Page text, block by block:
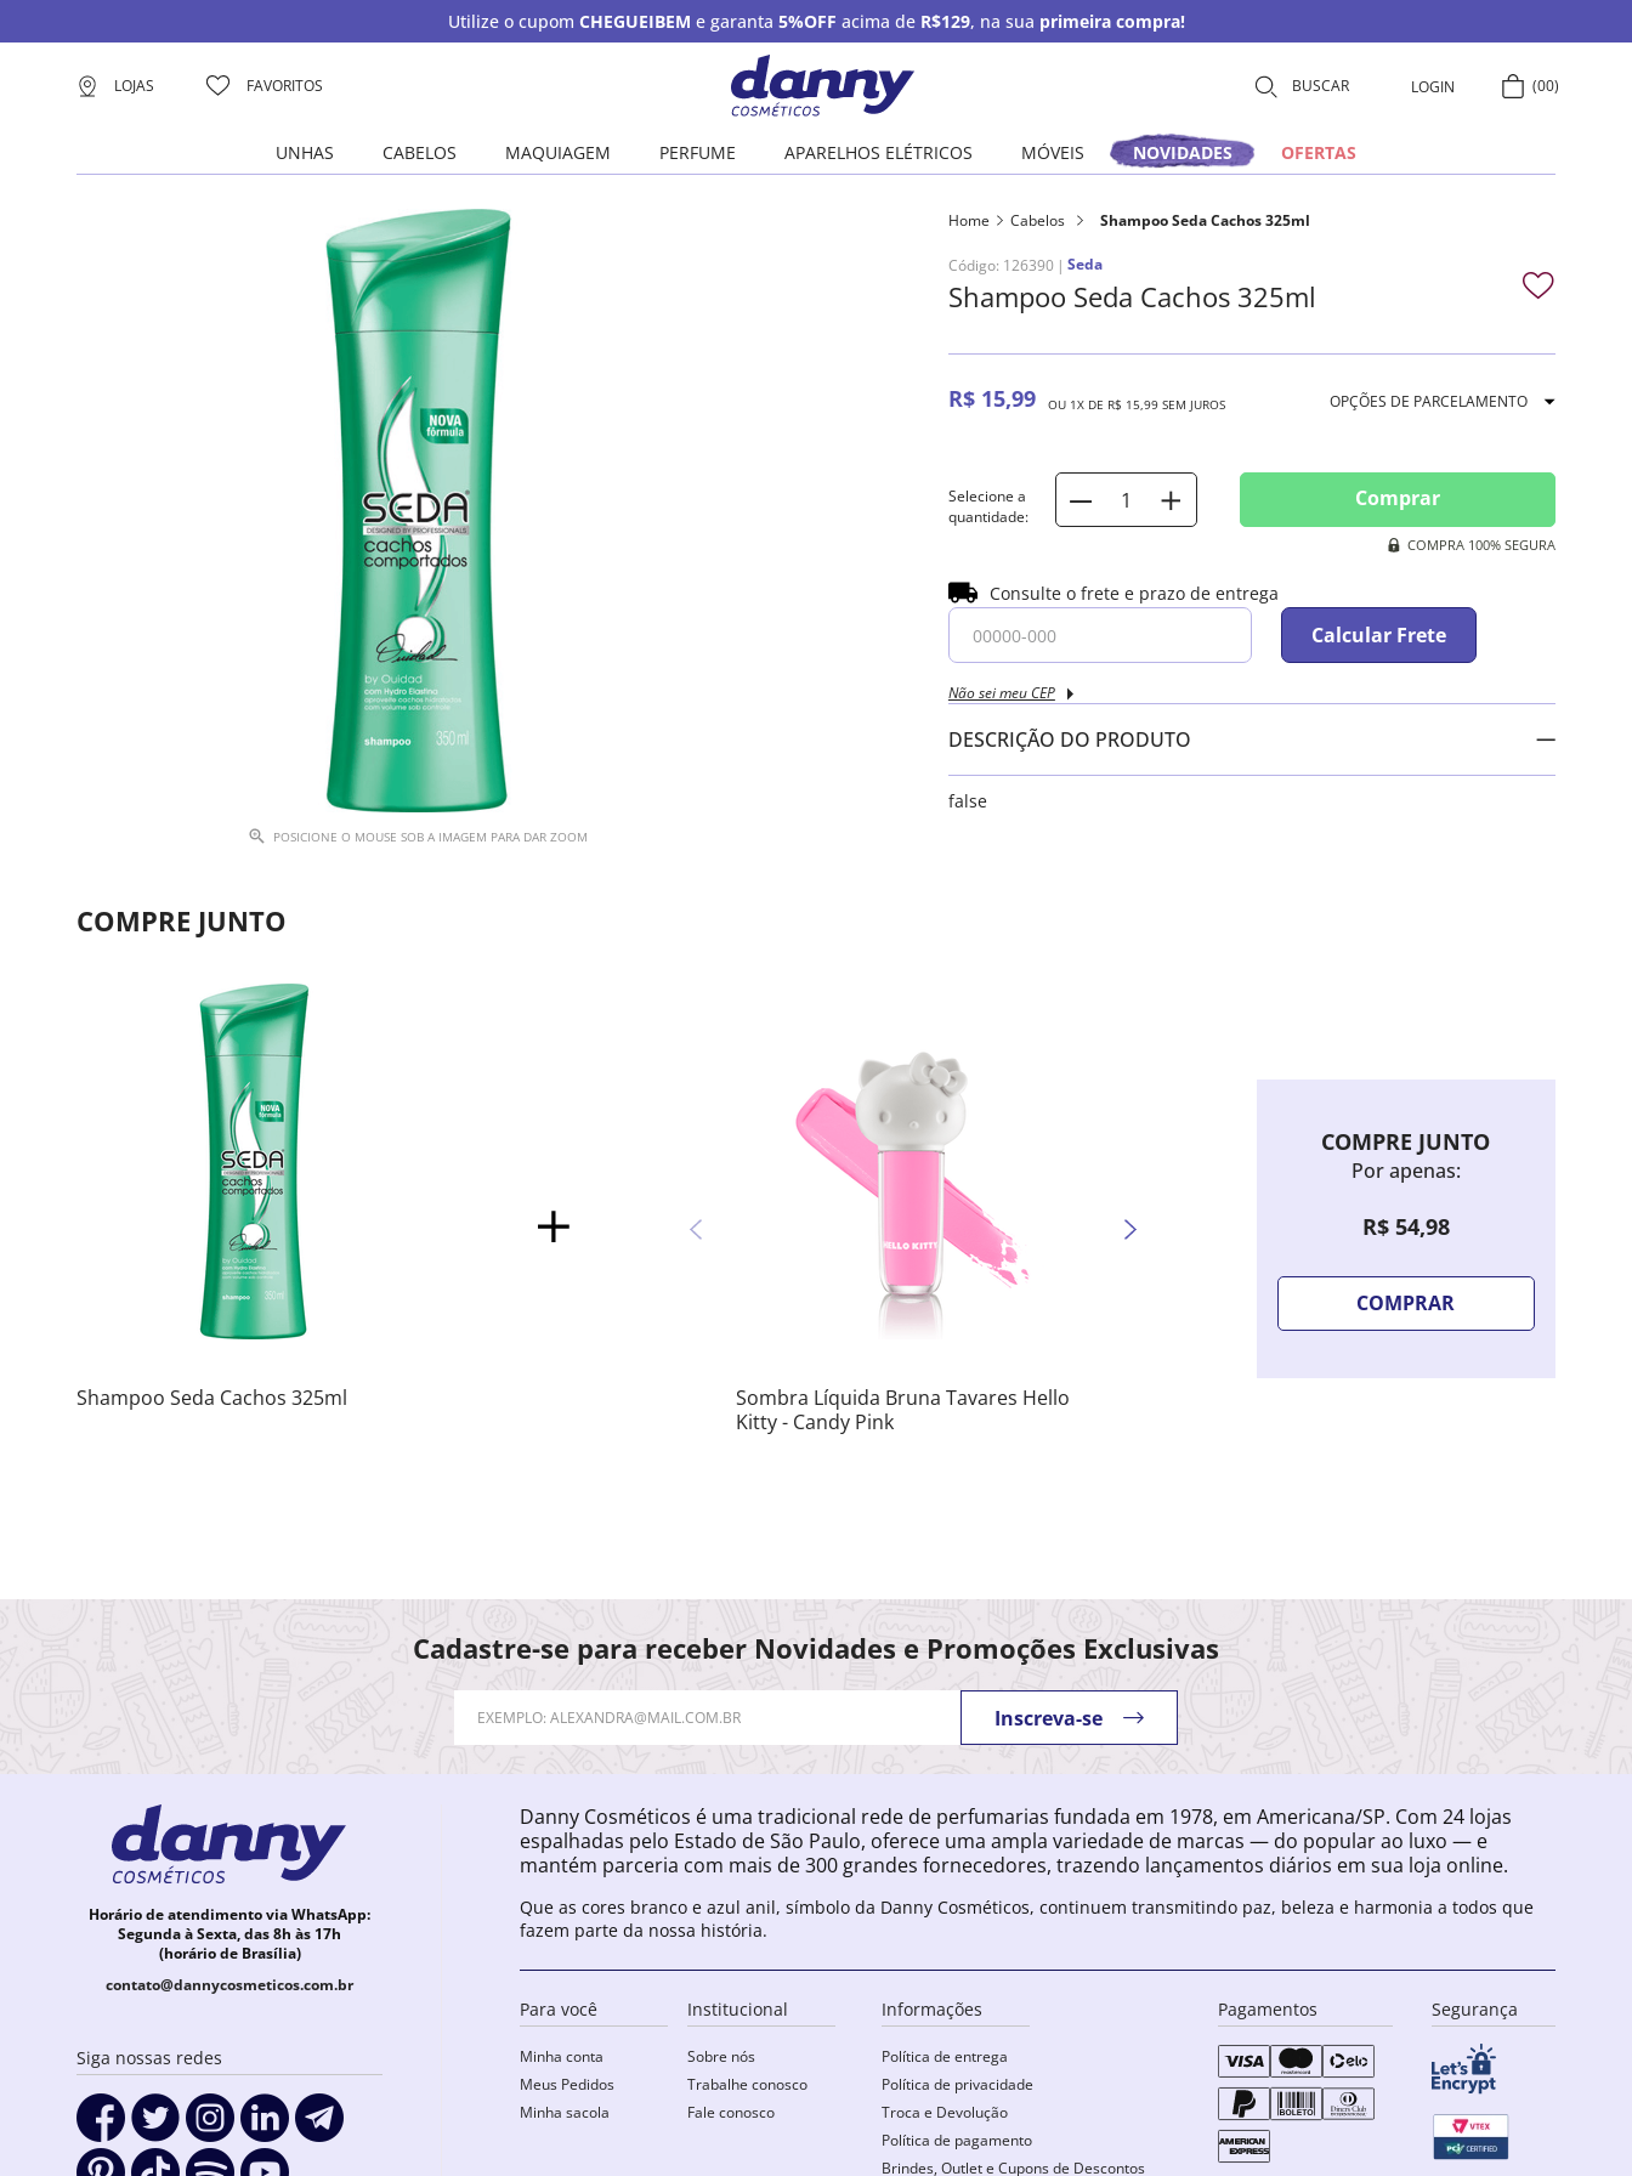
Utilize o cupom CHEGUEIBEM e garanta 5%OFF acima de R$129, na sua primeira compra!
LOJAS FAVORITOS LOGIN 00
UNHAS CABELOS MAQUIAGEM PERFUME APARELHOS ELÉTRICOS MÓVEIS NOVIDADES OFERTAS
POSICIONE O MOUSE SOB A IMAGEM PARA DAR ZOOM
Home Cabelos Shampoo Seda Cachos 325ml
Código: 126390 Seda
Shampoo Seda Cachos 325ml
R$ 15,99 OU 1X DE R$ 15,99SEM JUROS OPÇÕES DE PARCELAMENTO
Comprar
COMPRA 100% SEGURA
Consulte o frete e prazo de entrega
Calcular Frete
Não sei meu CEP
DESCRIÇÃO DO PRODUTO
false
COMPRE JUNTO
Shampoo Seda Cachos 325ml
Sombra Líquida Bruna Tavares Hello
Kitty - Candy Pink
COMPRE JUNTO
Por apenas:
R$ 54,98
COMPRAR
Cadastre-se para receber Novidades e Promoções Exclusivas
Inscreva-se
Horário de atendimento via WhatsApp:
Segunda à Sexta, das 8h às 17h
(horário de Brasília)
contato@dannycosmeticos.com.br
Siga nossas redes
Danny Cosméticos é uma tradicional rede de perfumarias fundada em 1978, em Americana/SP. Com 24 lojas
espalhadas pelo Estado de São Paulo, oferece uma ampla variedade de marcas — do popular ao luxo — e
mantém parceria com mais de 300 grandes fornecedores, trazendo lançamentos diários em sua loja online.
Que as cores branco e azul anil, símbolo da Danny Cosméticos, continuem transmitindo paz, beleza e harmonia a todos que
fazem parte da nossa história.
Para você
Minha conta
Meus Pedidos
Minha sacola
Institucional
Sobre nós
Trabalhe conosco
Fale conosco
Informações
Política de entrega
Política de privacidade
Troca e Devolução
Política de pagamento
Brindes, Outlet e Cupons de Descontos
Pagamentos Segurança